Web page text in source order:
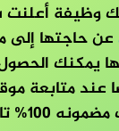
وظيفة أعلنت
عن حاجتها إلى
يمكنك
عند متابعة
من